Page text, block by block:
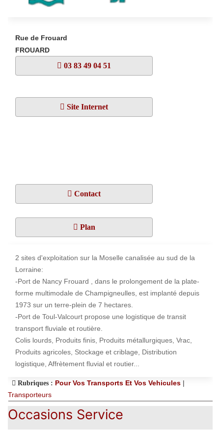
Rue de Frouard
FROUARD
03 83 49 04 51
Site Internet
Contact
Plan
2 sites d'exploitation sur la Moselle canalisée au sud de la
Lorraine:
-Port de Nancy Frouard , dans le prolongement de la plate-
forme multimodale de Champigneulles, est implanté depuis
1973 sur un terre-plein de 7 hectares.
-Port de Toul-Valcourt propose une logistique de transit
transport fluviale et routière.
Colis lourds, Produits finis, Produits métallurgiques, Vrac,
Produits agricoles, Stockage et criblage, Distribution
logistique, Affrètement fluvial et routier...
Rubriques : Pour Vos Transports Et Vos Vehicules |
Transporteurs
Occasions Service